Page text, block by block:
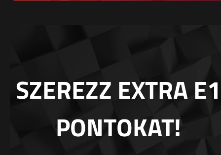
SZEREZZ EXTRA E1
PONTOKAT!